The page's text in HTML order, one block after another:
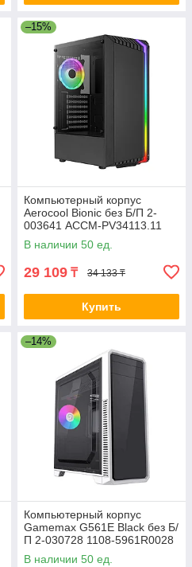
–15%
Компьютерный корпус
Aerocool Bionic без Б/П 2-
003641 ACCM-PV34113.11
В наличии 50 ед.
29 109 ₸ 34 133 ₸
Купить
–14%
Компьютерный корпус
Gamemax G561E Black без Б/
П 2-030728 1108-5961R0028
В наличии 50 ед.